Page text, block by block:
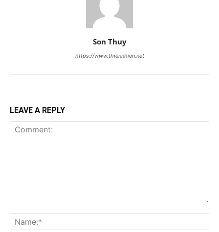
Son Thuy
https://www.thiennhien.net
LEAVE A REPLY